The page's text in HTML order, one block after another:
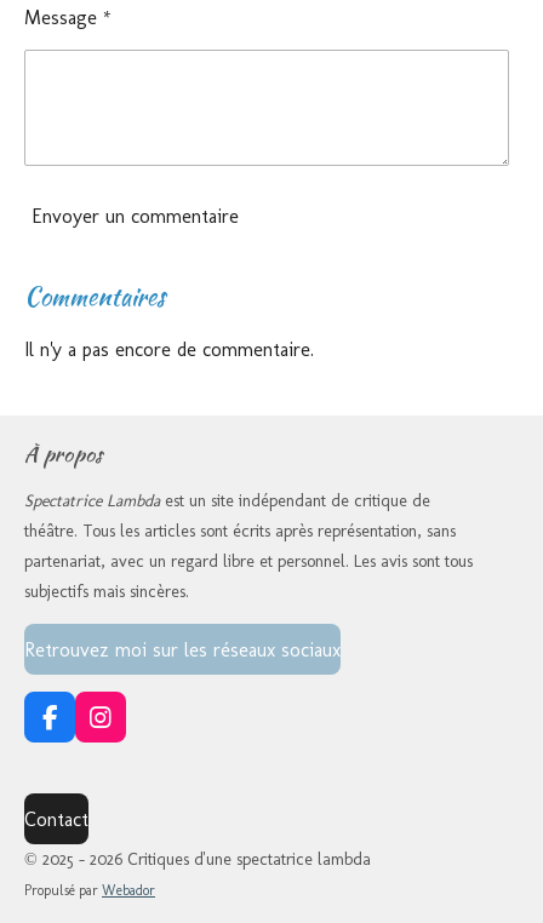
Message *
Envoyer un commentaire
Commentaires
Il n'y a pas encore de commentaire.
À propos
Spectatrice Lambdaest un site indépendant de critique de
théâtre. Tous les articles sont écrits après représentation, sans
partenariat, avec un regard libre et personnel. Les avis sont tous
subjectifs mais sincères.
Retrouvez moi sur les réseaux sociaux
F
a
e
b
o
o
k
I
n
r
a
Contact
© 2025 - 2026 Critiques d'une spectatrice lambda
Propulsé par Webador